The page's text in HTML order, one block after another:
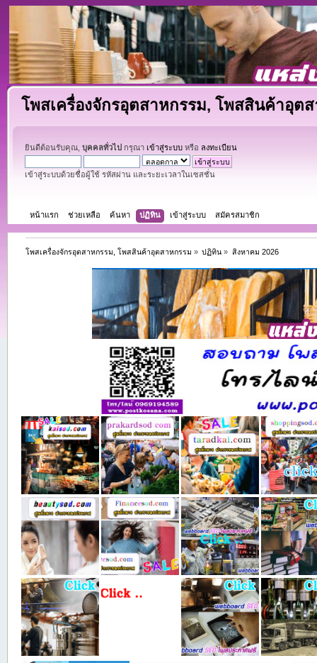
โพสเครื่องจักรอุตสาหกรรม, โพสสินค้าอุต
ยินดีต้อนรับคุณ, บุคคลทั่วไป กรุณา เข้าสู่ระบบหรือ ลงทะเบียน
เข้าสู่ระบบด้วยชื่อผู้ใช้ รหัสผ่าน และระยะเวลาในเซสชั่น
หน้าแรก ช่วยเหลือ ค้นหา ปฏิทิน เข้าสู่ระบบ สมัครสมาชิก
โพสเครื่องจักรอุตสาหกรรม, โพสสินค้าอุตสาหกรรม » ปฏิทิน » สิงหาคม 2026